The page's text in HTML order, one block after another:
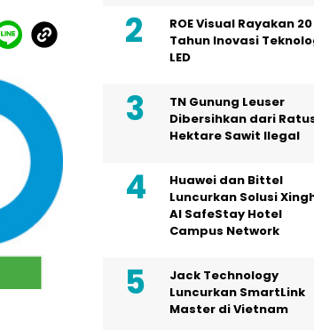
ROE Visual Rayakan 20
Tahun Inovasi
LED
TN Gunung Leuser
Dibersihkan dari
Hektare Sawit Ilegal
Huawei dan Bittel
Luncurkan Solusi
Al SafeStay Hotel
Campus Network
Jack Technology
Luncurkan SmartLink
Master di Vietnam